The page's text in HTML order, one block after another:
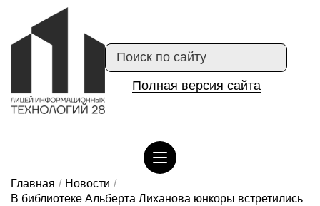
Полная версия сайта
Главная / Новости /
В библиотеке Альберта Лиханова юнкоры встретились